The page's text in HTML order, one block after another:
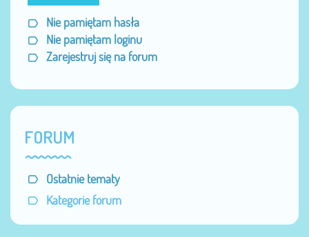
Nie pamiętam hasła
Nie pamiętam loginu
Zarejestruj się na forum
FORUM
Ostatnie tematy
Kategorie forum